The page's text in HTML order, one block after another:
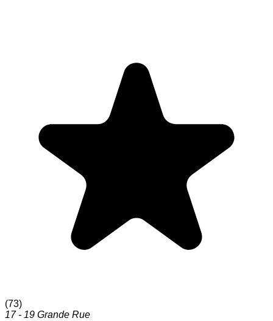
(73)
17 - 19 Grande Rue